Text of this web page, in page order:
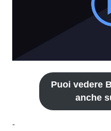
Puoi vedere
anche
-